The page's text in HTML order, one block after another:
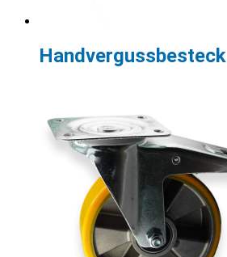
Handvergussbesteck